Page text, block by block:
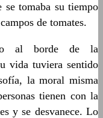
se tomaba su tiempo
de tomates.
al borde de la
vida tuviera sentido
la moral misma
tienen con la
y se desvanece. Lo